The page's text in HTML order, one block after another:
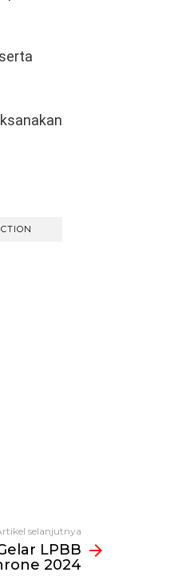
selanjutnya
LPBB
2024